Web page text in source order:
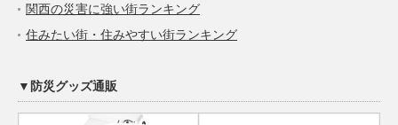
関西の災害に強い街ランキング
住みたい街・住みやすい街ランキング
▼防災グッズ通販